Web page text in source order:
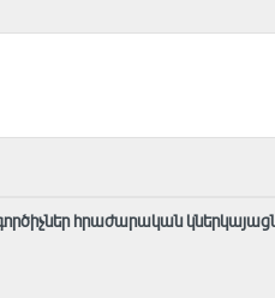
հրաժարական